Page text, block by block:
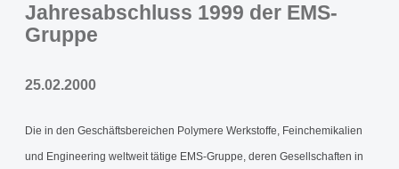
Jahresabschluss 1999 der EMS-
Gruppe
25.02.2000
Die in den Geschäftsbereichen Polymere Werkstoffe, Feinchemikalien
und Engineering weltweit tätige EMS-Gruppe, deren Gesellschaften in